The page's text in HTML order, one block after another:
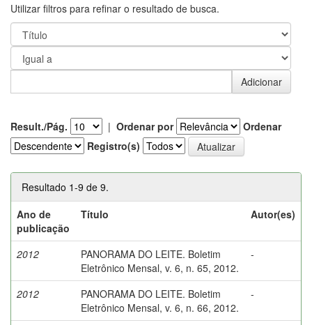
Utilizar filtros para refinar o resultado de busca.
Result./Pág. | Ordenar por
Ordenar
Registro(s)
Resultado 1-9 de 9.
Ano de
publicação
Título Autor(es)
2012
PANORAMA DO LEITE. Boletim
Eletrônico Mensal, v. 6, n. 65, 2012.
-
2012
PANORAMA DO LEITE. Boletim
Eletrônico Mensal, v. 6, n. 66, 2012.
-